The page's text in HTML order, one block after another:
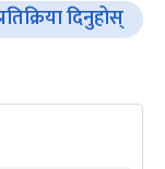
दिनुहोस्